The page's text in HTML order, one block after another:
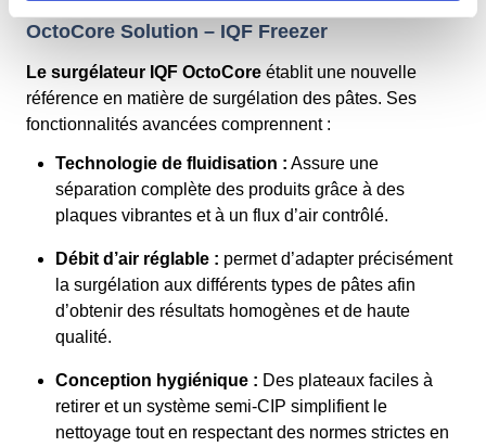
OctoCore Solution – IQF Freezer
Le surgélateur IQF OctoCore établit une nouvelle
référence en matière de surgélation des pâtes. Ses
fonctionnalités avancées comprennent :
Technologie de fluidisation : Assure une
séparation complète des produits grâce à des
plaques vibrantes et à un flux d’air contrôlé.
Débit d’air réglable : permet d’adapter précisément
la surgélation aux différents types de pâtes afin
d’obtenir des résultats homogènes et de haute
qualité.
Conception hygiénique : Des plateaux faciles à
retirer et un système semi-CIP simplifient le
nettoyage tout en respectant des normes strictes en